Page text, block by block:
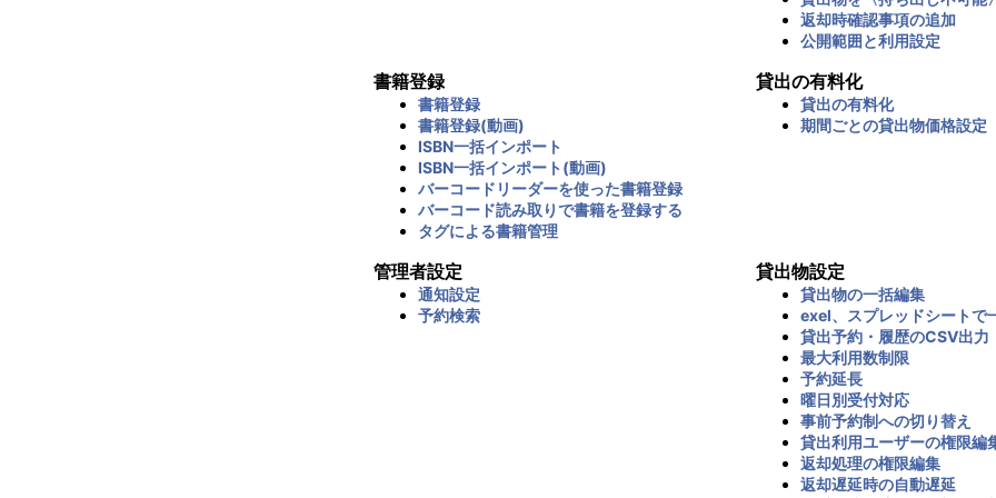
返却時確認事項の追加
公開範囲と利用設定
書籍登録
書籍登録
書籍登録(動画)
ISBN一括インポート
ISBN一括インポート(動画)
バーコードリーダーを使った書籍登録
バーコード読み取りで書籍を登録する
タグによる書籍管理
貸出の有料化
貸出の有料化
期間ごとの貸出物価格設定
管理者設定
通知設定
予約検索
貸出物設定
貸出物の一括編集
exel、スプレッドシートで
貸出予約・履歴のCSV出力
最大利用数制限
予約延長
曜日別受付対応
事前予約制への切り替え
貸出利用ユーザーの権限編
返却処理の権限編集
返却遅延時の自動遅延